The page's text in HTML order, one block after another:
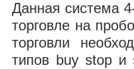
Данная система
торговле на
торговли
типов buy stop